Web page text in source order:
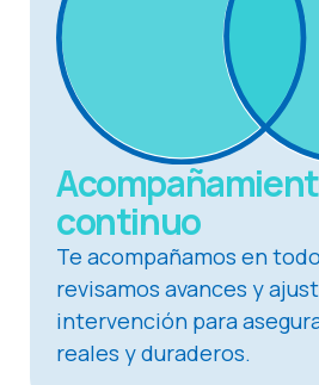
continuo
Te acompañamos en
revisamos avances y
intervención para
reales y duraderos.